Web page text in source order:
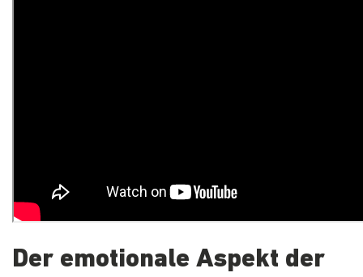
Der emotionale Aspekt der